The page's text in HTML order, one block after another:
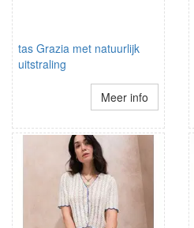
tas Grazia met natuurlijk
uitstraling
Meer info